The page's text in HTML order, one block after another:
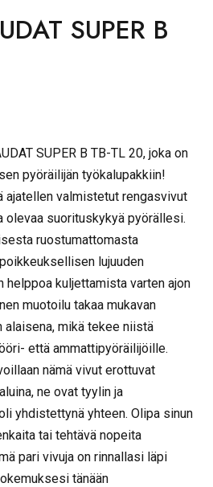
SUPER B
SUPER B TB-TL 20, joka on
pyöräilijän työkalupakkiin!
ajatellen valmistetut rengasvivut
olevaa suorituskykyä pyörällesi.
ruostumattomasta
lujuuden
helppoa kuljettamista varten ajon
muotoilu takaa mukavan
mikä tekee niistä
että ammattipyöräilijöille.
nämä vivut erottuvat
ne ovat tyylin ja
yhdistettynä yhteen. Olipa sinun
tai tehtävä nopeita
pari vivuja on rinnallasi läpi
tänään